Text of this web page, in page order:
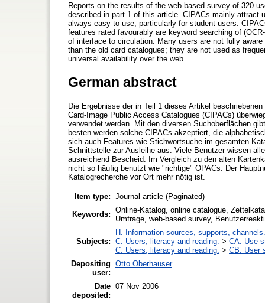
Reports on the results of the web-based survey of 320
described in part 1 of this article. CIPACs mainly attract
always easy to use, particularly for student users.
features rated favourably are keyword searching of
of interface to circulation. Many users are not fully
than the old card catalogues; they are not used as
universal availability over the web.
German abstract
Die Ergebnisse der in Teil 1 dieses Artikel
Card-Image Public Access Catalogues (CIPACs)
verwendet werden. Mit den diversen Suchoberflächen
besten werden solche CIPACs akzeptiert, die
sich auch Features wie Stichwortsuche im gesamten
Schnittstelle zur Ausleihe aus. Viele Benutzer wissen
ausreichend Bescheid. Im Vergleich zu den alten
nicht so häufig benutzt wie "richtige" OPACs. Der
Katalogrecherche vor Ort mehr nötig ist.
Item type: Journal article (Paginated)
Keywords: Online-Katalog, online catalogue,
Umfrage, web-based survey,
Subjects:
H. Information sources, supports, channels.
C. Users, literacy and reading. > CA. Use
C. Users, literacy and reading. > CB. User
Depositing
user:
Otto Oberhauser
Date
deposited:
07 Nov 2006